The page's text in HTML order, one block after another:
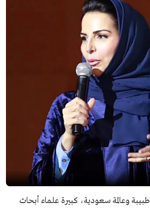
طبيبة وعالمة سعودية، كبيرة علماء أبحاث